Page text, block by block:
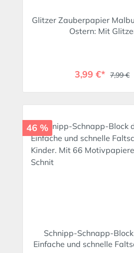
Glitzer Zauberpapier
Ostern: Mit
3,99 €* 7,99 €
46 %
Schnipp-Schnapp-
Einfache und schnelle